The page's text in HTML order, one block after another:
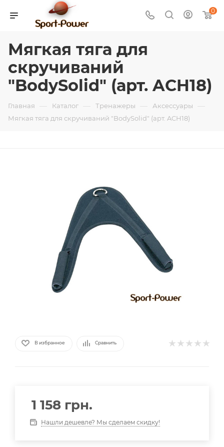
0
Мягкая тяга для
скручиваний
"BodySolid" (арт. ACH18)
Главная — Каталог — Тренажеры — Аксессуары —
Мягкая тяга для скручиваний "BodySolid" (арт. ACH18)
В избранное Сравнить
1 158 грн.
Нашли дешевле? Мы сделаем скидку!